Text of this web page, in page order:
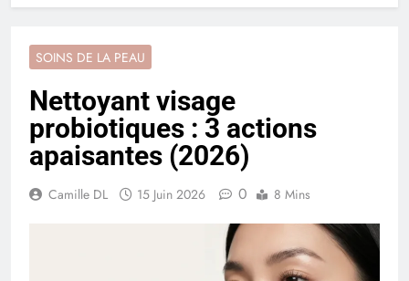
SOINS DE LA PEAU
Nettoyant visage
probiotiques : 3 actions
apaisantes (2026)
Camille DL 15 Juin 2026 0 8 Mins